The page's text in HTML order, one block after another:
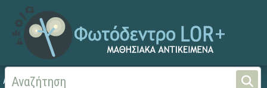
Αρχική Καινή